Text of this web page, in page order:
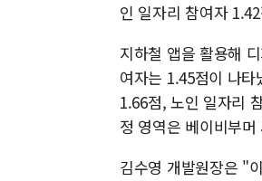
인 일자리 참여자
지하철 앱을 활용해
여자는 1.45점이 나
1.66점, 노인 일자리
정 영역은 베이비부
김수영 개발원장은 "